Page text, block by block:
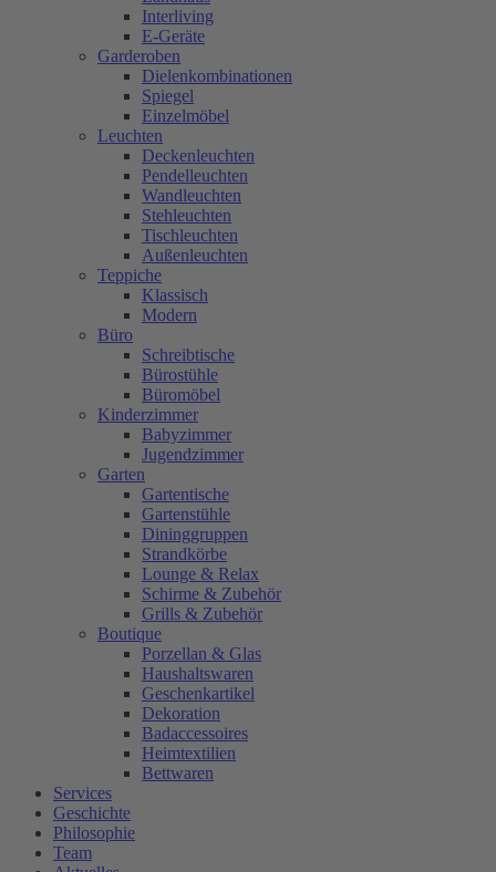
Interliving
E-Geräte
Garderoben
Dielenkombinationen
Spiegel
Einzelmöbel
Leuchten
Deckenleuchten
Pendelleuchten
Wandleuchten
Stehleuchten
Tischleuchten
Außenleuchten
Teppiche
Klassisch
Modern
Büro
Schreibtische
Bürostühle
Büromöbel
Kinderzimmer
Babyzimmer
Jugendzimmer
Garten
Gartentische
Gartenstühle
Dininggruppen
Strandkörbe
Lounge & Relax
Schirme & Zubehör
Grills & Zubehör
Boutique
Porzellan & Glas
Haushaltswaren
Geschenkartikel
Dekoration
Badaccessoires
Heimtextilien
Bettwaren
Services
Geschichte
Philosophie
Team